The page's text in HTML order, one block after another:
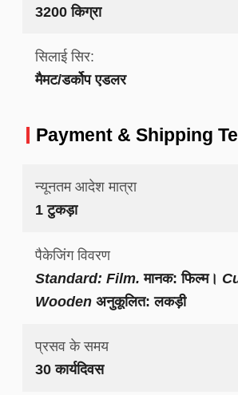
3200 किग्रा
सिलाई सिर:
मैमट/डर्कोप एडलर
Payment & Shipping
न्यूनतम आदेश मात्रा
1 टुकड़ा
पैकेजिंग विवरण
Standard: Film. मानक: फिल्म।
Wooden अनुकूलित: लकड़ी
प्रसव के समय
30 कार्यदिवस